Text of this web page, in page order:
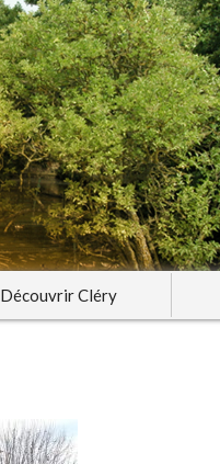
Découvrir Cléry